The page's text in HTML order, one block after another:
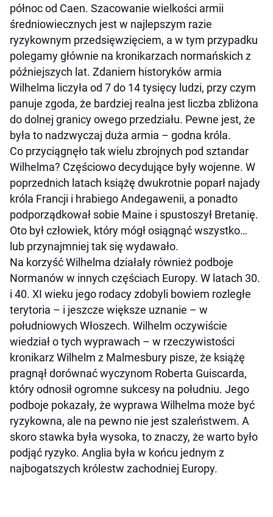
północ od Caen. Szacowanie wielkości armii
średniowiecznych jest w najlepszym razie
ryzykownym przedsięwzięciem, a w tym przypadku
polegamy głównie na kronikarzach normańskich z
późniejszych lat. Zdaniem historyków armia
Wilhelma liczyła od 7 do 14 tysięcy ludzi, przy czym
panuje zgoda, że bardziej realna jest liczba zbliżona
do dolnej granicy owego przedziału. Pewne jest, że
była to nadzwyczaj duża armia – godna króla.
Co przyciągnęło tak wielu zbrojnych pod sztandar
Wilhelma? Częściowo decydujące były wojenne. W
poprzednich latach książę dwukrotnie poparł najady
króla Francji i hrabiego Andegawenii, a ponadto
podporządkował sobie Maine i spustoszył Bretanię.
Oto był człowiek, który mógł osiągnąć wszystko…
lub przynajmniej tak się wydawało.
Na korzyść Wilhelma działały również podboje
Normanów w innych częściach Europy. W latach 30.
i 40. XI wieku jego rodacy zdobyli bowiem rozległe
terytoria – i jeszcze większe uznanie – w
południowych Włoszech. Wilhelm oczywiście
wiedział o tych wyprawach – w rzeczywistości
kronikarz Wilhelm z Malmesbury pisze, że książę
pragnął dorównać wyczynom Roberta Guiscarda,
który odnosił ogromne sukcesy na południu. Jego
podboje pokazały, że wyprawa Wilhelma może być
ryzykowna, ale na pewno nie jest szaleństwem. A
skoro stawka była wysoka, to znaczy, że warto było
podjąć ryzyko. Anglia była w końcu jednym z
najbogatszych królestw zachodniej Europy.